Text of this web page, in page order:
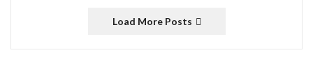
Load More Posts